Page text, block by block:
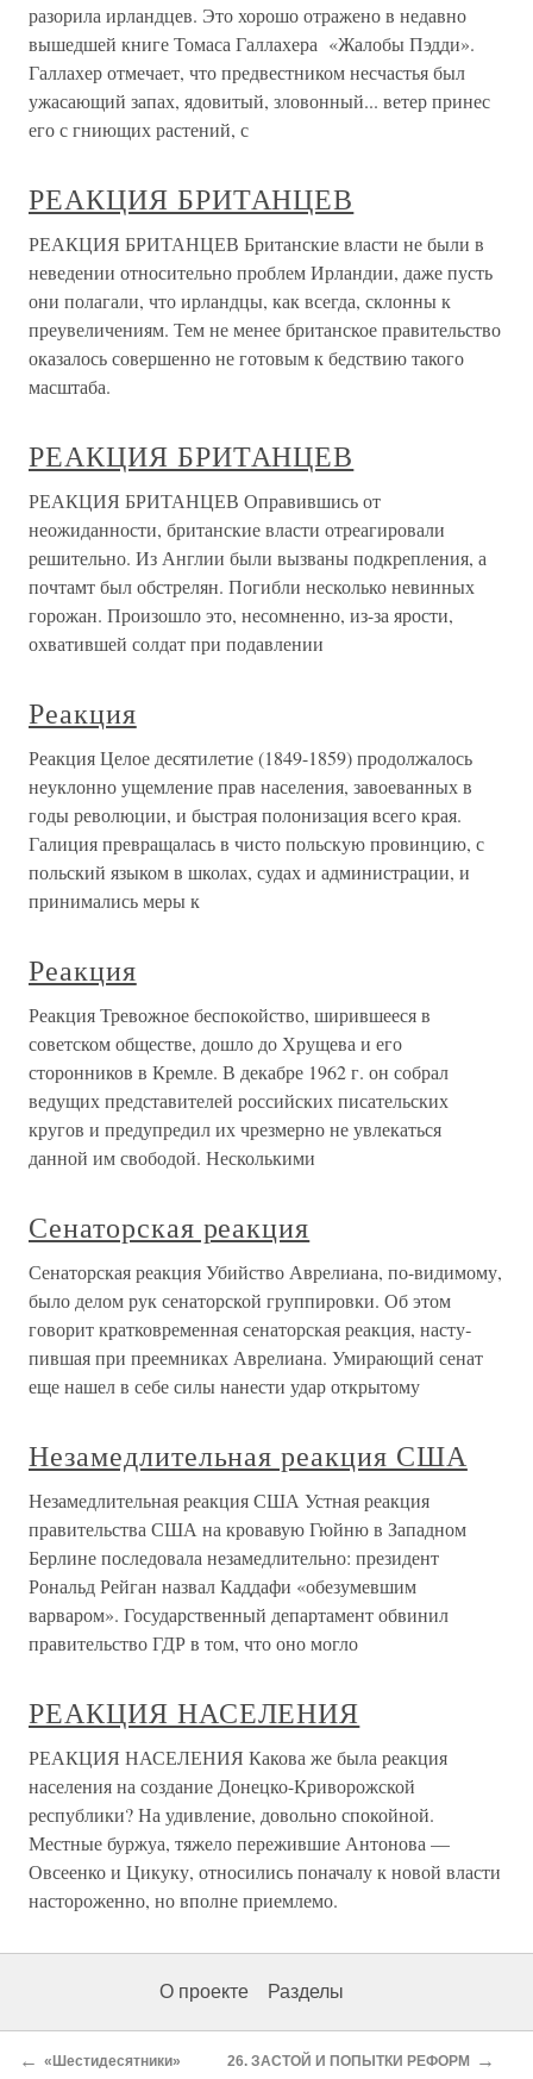
разорила ирландцев. Это хорошо отражено в недавно
вышедшей книге Томаса Галлахера «Жалобы Пэдди».
Галлахер отмечает, что предвестником несчастья был
ужасающий запах, ядовитый, зловонный... ветер принес
его с гниющих растений, с
РЕАКЦИЯ БРИТАНЦЕВ
РЕАКЦИЯ БРИТАНЦЕВ Британские власти не были в
неведении относительно проблем Ирландии, даже пусть
они полагали, что ирландцы, как всегда, склонны к
преувеличениям. Тем не менее британское правительство
оказалось совершенно не готовым к бедствию такого
масштаба.
РЕАКЦИЯ БРИТАНЦЕВ
РЕАКЦИЯ БРИТАНЦЕВ Оправившись от
неожиданности, британские власти отреагировали
решительно. Из Англии были вызваны подкрепления, а
почтамт был обстрелян. Погибли несколько невинных
горожан. Произошло это, несомненно, из-за ярости,
охватившей солдат при подавлении
Реакция
Реакция Целое десятилетие (1849-1859) продолжалось
неуклонно ущемление прав населения, завоеванных в
годы революции, и быстрая полонизация всего края.
Галиция превращалась в чисто польскую провинцию, с
польский языком в школах, судах и администрации, и
принимались меры к
Реакция
Реакция Тревожное беспокойство, ширившееся в
советском обществе, дошло до Хрущева и его
сторонников в Кремле. В декабре 1962 г. он собрал
ведущих представителей российских писательских
кругов и предупредил их чрезмерно не увлекаться
данной им свободой. Несколькими
Сенаторская реакция
Сенаторская реакция Убийство Аврелиана, по-видимому,
было делом рук сенаторской груп­пировки. Об этом
говорит кратковременная сенаторская реакция, насту­
пившая при преемниках Аврелиана. Умирающий сенат
еще нашел в себе силы нанести удар открытому
Незамедлительная реакция США
Незамедлительная реакция США Устная реакция
правительства США на кровавую Гюйню в Западном
Берлине последовала незамедлительно: президент
Рональд Рейган назвал Каддафи «обезумевшим
варваром». Государственный департамент обвинил
правительство ГДР в том, что оно могло
РЕАКЦИЯ НАСЕЛЕНИЯ
РЕАКЦИЯ НАСЕЛЕНИЯ Какова же была реакция
населения на создание Донецко-Криворожской
республики? На удивление, довольно спокойной.
Местные буржуа, тяжело пережившие Антонова —
Овсеенко и Цикуку, относились поначалу к новой власти
настороженно, но вполне приемлемо.
О проекте Разделы
← «Шестидесятники» 26. ЗАСТОЙ И ПОПЫТКИ РЕФОРМ →